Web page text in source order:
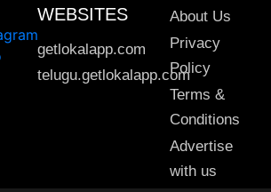
WEBSITES
getlokalapp.com
telugu.getlokalapp.com
About Us
Privacy
Policy
Terms &
Conditions
Advertise
with us